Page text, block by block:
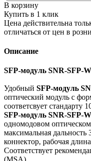
В корзину
Купить в 1 клик
Цена действительна
отличаться от цен в
Описание
SFP-модуль SNR-SFP-
Удобный SFP-модуль
оптический модуль с
соответсвует стандарту
SFP-модуль SNR-SFP-
одномодовом
максимальная
коннектор, рабочая
Соответствует